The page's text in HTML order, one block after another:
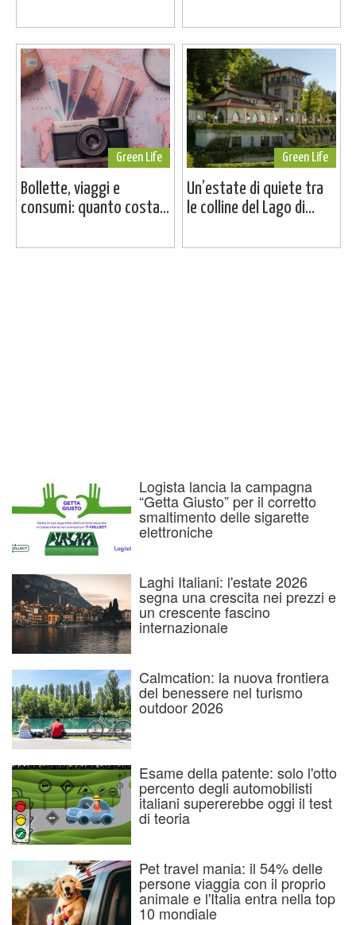
Green Life
Bollette, viaggi e
consumi: quanto costa...
Green Life
Un’estate di quiete tra
le colline del Lago di...
Logista lancia la campagna
“Getta Giusto” per il corretto
smaltimento delle sigarette
elettroniche
Laghi Italiani: l'estate 2026
segna una crescita nei prezzi e
un crescente fascino
internazionale
Calmcation: la nuova frontiera
del benessere nel turismo
outdoor 2026
Esame della patente: solo l'otto
percento degli automobilisti
italiani supererebbe oggi il test
di teoria
Pet travel mania: il 54% delle
persone viaggia con il proprio
animale e l'Italia entra nella top
10 mondiale